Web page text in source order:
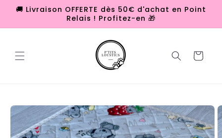
passer
contenu
🚚 Livraison OFFERTE dès 50€ d'achat en Point
Relais ! Profitez-en 🎁
Panier
informations
produits